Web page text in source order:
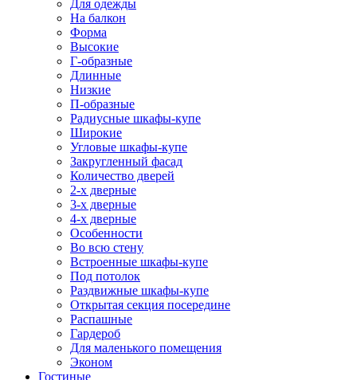
Для одежды
На балкон
Форма
Высокие
Г-образные
Длинные
Низкие
П-образные
Радиусные шкафы-купе
Широкие
Угловые шкафы-купе
Закругленный фасад
Количество дверей
2-х дверные
3-х дверные
4-х дверные
Особенности
Во всю стену
Встроенные шкафы-купе
Под потолок
Раздвижные шкафы-купе
Открытая секция посередине
Распашные
Гардероб
Для маленького помещения
Эконом
Гостиные